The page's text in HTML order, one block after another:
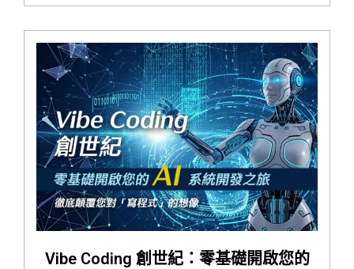
Vibe Coding 創世紀：零基礎開啟您的